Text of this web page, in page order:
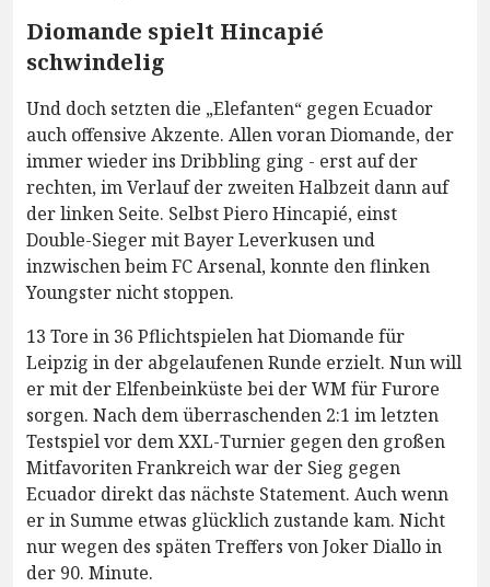
Diomande spielt Hincapié
schwindelig
Und doch setzten die „Elefanten“ gegen Ecuador
auch offensive Akzente. Allen voran Diomande, der
immer wieder ins Dribbling ging - erst auf der
rechten, im Verlauf der zweiten Halbzeit dann auf
der linken Seite. Selbst Piero Hincapié, einst
Double-Sieger mit Bayer Leverkusen und
inzwischen beim FC Arsenal, konnte den flinken
Youngster nicht stoppen.
13 Tore in 36 Pflichtspielen hat Diomande für
Leipzig in der abgelaufenen Runde erzielt. Nun will
er mit der Elfenbeinküste bei der WM für Furore
sorgen. Nach dem überraschenden 2:1 im letzten
Testspiel vor dem XXL-Turnier gegen den großen
Mitfavoriten Frankreich war der Sieg gegen
Ecuador direkt das nächste Statement. Auch wenn
er in Summe etwas glücklich zustande kam. Nicht
nur wegen des späten Treffers von Joker Diallo in
der 90. Minute.